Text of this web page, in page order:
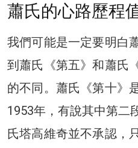
蕭氏的心路歷程
我們可能是一定要明白
到蕭氏《第五》和蕭氏
的不同。蕭氏《第十》
1953年，有說其中第二
氏塔高維奇並不承認，